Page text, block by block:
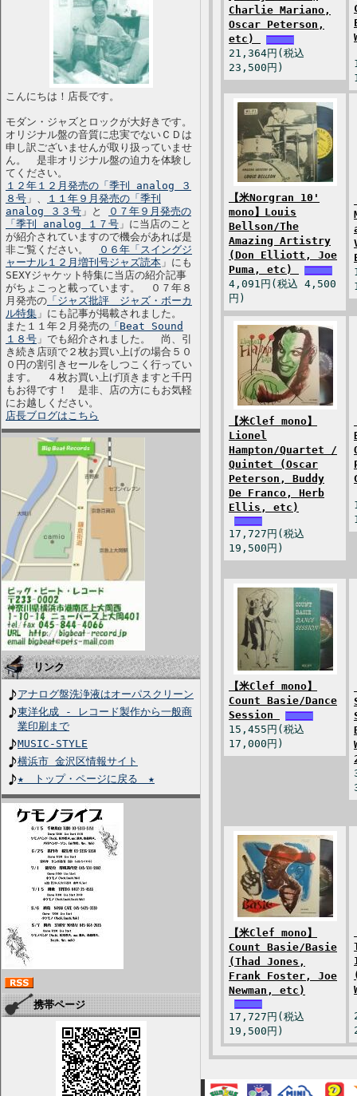
こんにちは！店長です。
モダン・ジャズとロックが大好きです。
オリジナル盤の音質に忠実でないＣＤは
申し訳ございませんが取り扱っていませ
ん。 是非オリジナル盤の迫力を体験し
てください。
１２年１２月発売の「季刊 analog ３
８号 」、
１１年９月発売の「季刊
analog ３３号 」と
０７年９月発売の
「季刊 analog １７号 」に当店のこと
が紹介されていますので機会があれば是
非ご覧ください。
０６年「スイングジ
ャーナル１２月増刊号ジャズ読本 」にも
SEXYジャケット特集に当店の紹介記事
がちょこっと載っています。 ０７年８
月発売の 「ジャズ批評 ジャズ・ボーカ
ル特集 」にも記事が掲載されました。
また１１年２月発売の 「Beat Sound
１８号 」でも紹介されました。 尚、引
き続き店頭で２枚お買い上げの場合５０
０円の割引きセールをしつこく行ってい
ます。 ４枚お買い上げ頂きますと千円
もお得です！ 是非、店の方にもお気軽
にお越しください。
店長ブログはこちら
リンク
アナログ盤洗浄液はオーパスクリーン
東洋化成 - レコード製作から一般商
業印刷まで
MUSIC-STYLE
横浜市 金沢区情報サイト
★ トップ・ページに戻る ★
携帯ページ
Charlie Mariano,
Oscar Peterson,
etc)
21,364円(税込
23,500円)
【米Norgran 10'
mono】Louis
Bellson/The
Amazing Artistry
(Don Elliott, Joe
Puma, etc)
4,091円(税込 4,500
円)
【米Clef mono】
Lionel
Hampton/Quartet /
Quintet (Oscar
Peterson, Buddy
De Franco, Herb
Ellis, etc)
17,727円(税込
19,500円)
【米Clef mono】
Count Basie/Dance
Session
15,455円(税込
17,000円)
【米Clef mono】
Count Basie/Basie
(Thad Jones,
Frank Foster, Joe
Newman, etc)
17,727円(税込
19,500円)